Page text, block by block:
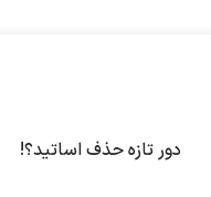
دور تازه حذف اساتید؟!